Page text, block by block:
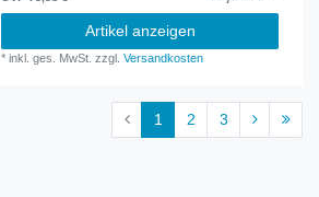
Artikel anzeigen
*inkl. ges. MwSt. zzgl.Versandkosten
1 2 3